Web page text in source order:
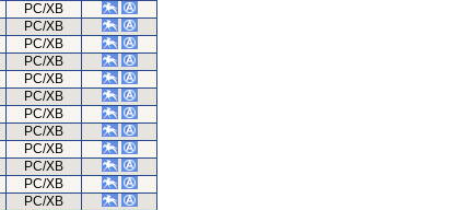
PC/XB
PC/XB
PC/XB
PC/XB
PC/XB
PC/XB
PC/XB
PC/XB
PC/XB
PC/XB
PC/XB
PC/XB